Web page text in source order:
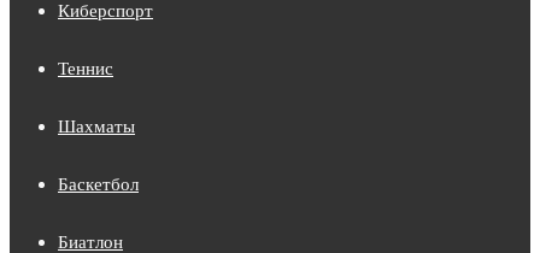
Киберспорт
Теннис
Шахматы
Баскетбол
Биатлон